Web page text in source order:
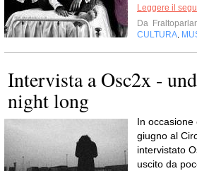
Leggere il
Da
CULTURA,
Intervista a Osc2x -
night long
In
giugno al
intervistato
uscito da